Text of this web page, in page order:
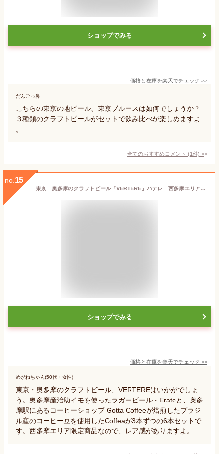
ショップでみる
価格と在庫を楽天でチェック >>
だんごっ鼻
こちらの東京の地ビール、東京ブルースは如何でしょうか？
３種類のクラフトビールがセットで飲み比べが楽しめますよ
。
全てのおすすめコメント (1件) >
no. 15
東京 奥多摩のクラフトビール「VERTERE」バテレ 西多摩エリア限定6本セットErato（エラトー)／Coffea (コフィア)
ショップでみる
価格と在庫を楽天でチェック >>
めがねちゃん(50代・女性)
東京・奥多摩のクラフトビール、VERTEREはいかがでしょ
う。奥多摩産治助イモを使ったラガービール・Eratoと、奥多
摩駅にあるコーヒーショップ Gotta Coffeeが焙煎したブラジ
ル産のコーヒー豆を使用したCoffeaが3本ずつの6本セットで
す。西多摩エリア限定商品なので、レア感がありますよ。